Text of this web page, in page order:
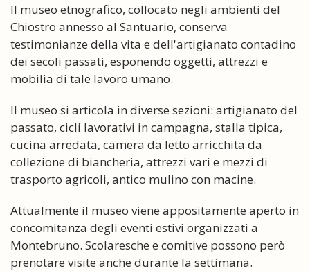
Il museo etnografico, collocato negli ambienti del
Chiostro annesso al Santuario, conserva
testimonianze della vita e dell'artigianato contadino
dei secoli passati, esponendo oggetti, attrezzi e
mobilia di tale lavoro umano.
Il museo si articola in diverse sezioni: artigianato del
passato, cicli lavorativi in campagna, stalla tipica,
cucina arredata, camera da letto arricchita da
collezione di biancheria, attrezzi vari e mezzi di
trasporto agricoli, antico mulino con macine.
Attualmente il museo viene appositamente aperto in
concomitanza degli eventi estivi organizzati a
Montebruno. Scolaresche e comitive possono però
prenotare visite anche durante la settimana.